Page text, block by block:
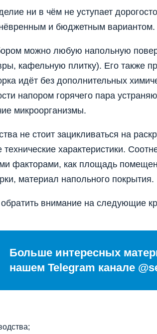
ни в чём не уступает
и бюджетным вариантом.
можно любую напольную
кафельную плитку). Его также
идёт без дополнительных
напором горячего пара
микроорганизмы.
не стоит зацикливаться на
характеристики.
факторами, как площадь
материал напольного покрытия.
внимание на следующие
Больше интересных
нашем Telegram канале